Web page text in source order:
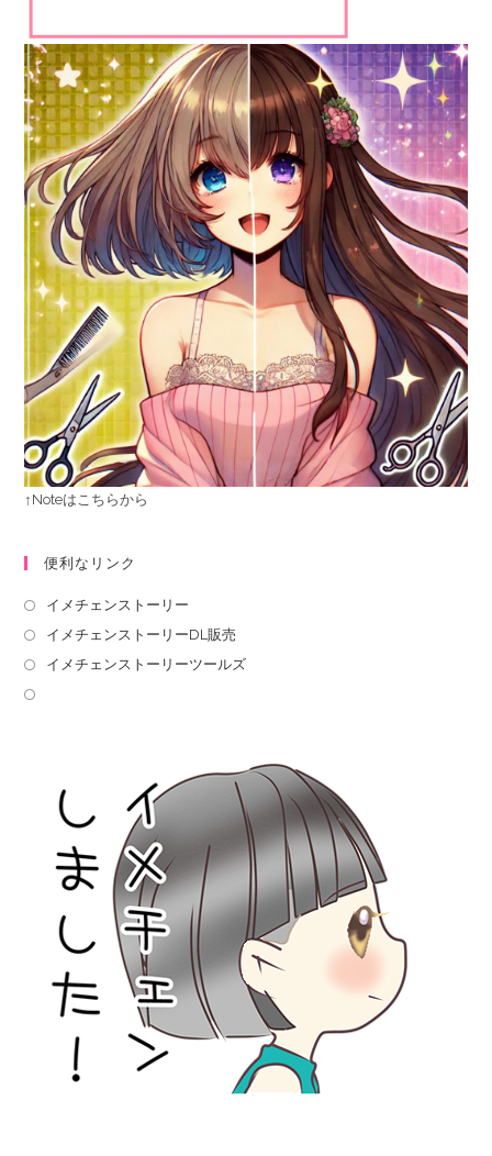
↑Noteはこちらから
便利なリンク
イメチェンストーリー
イメチェンストーリーDL販売
イメチェンストーリーツールズ